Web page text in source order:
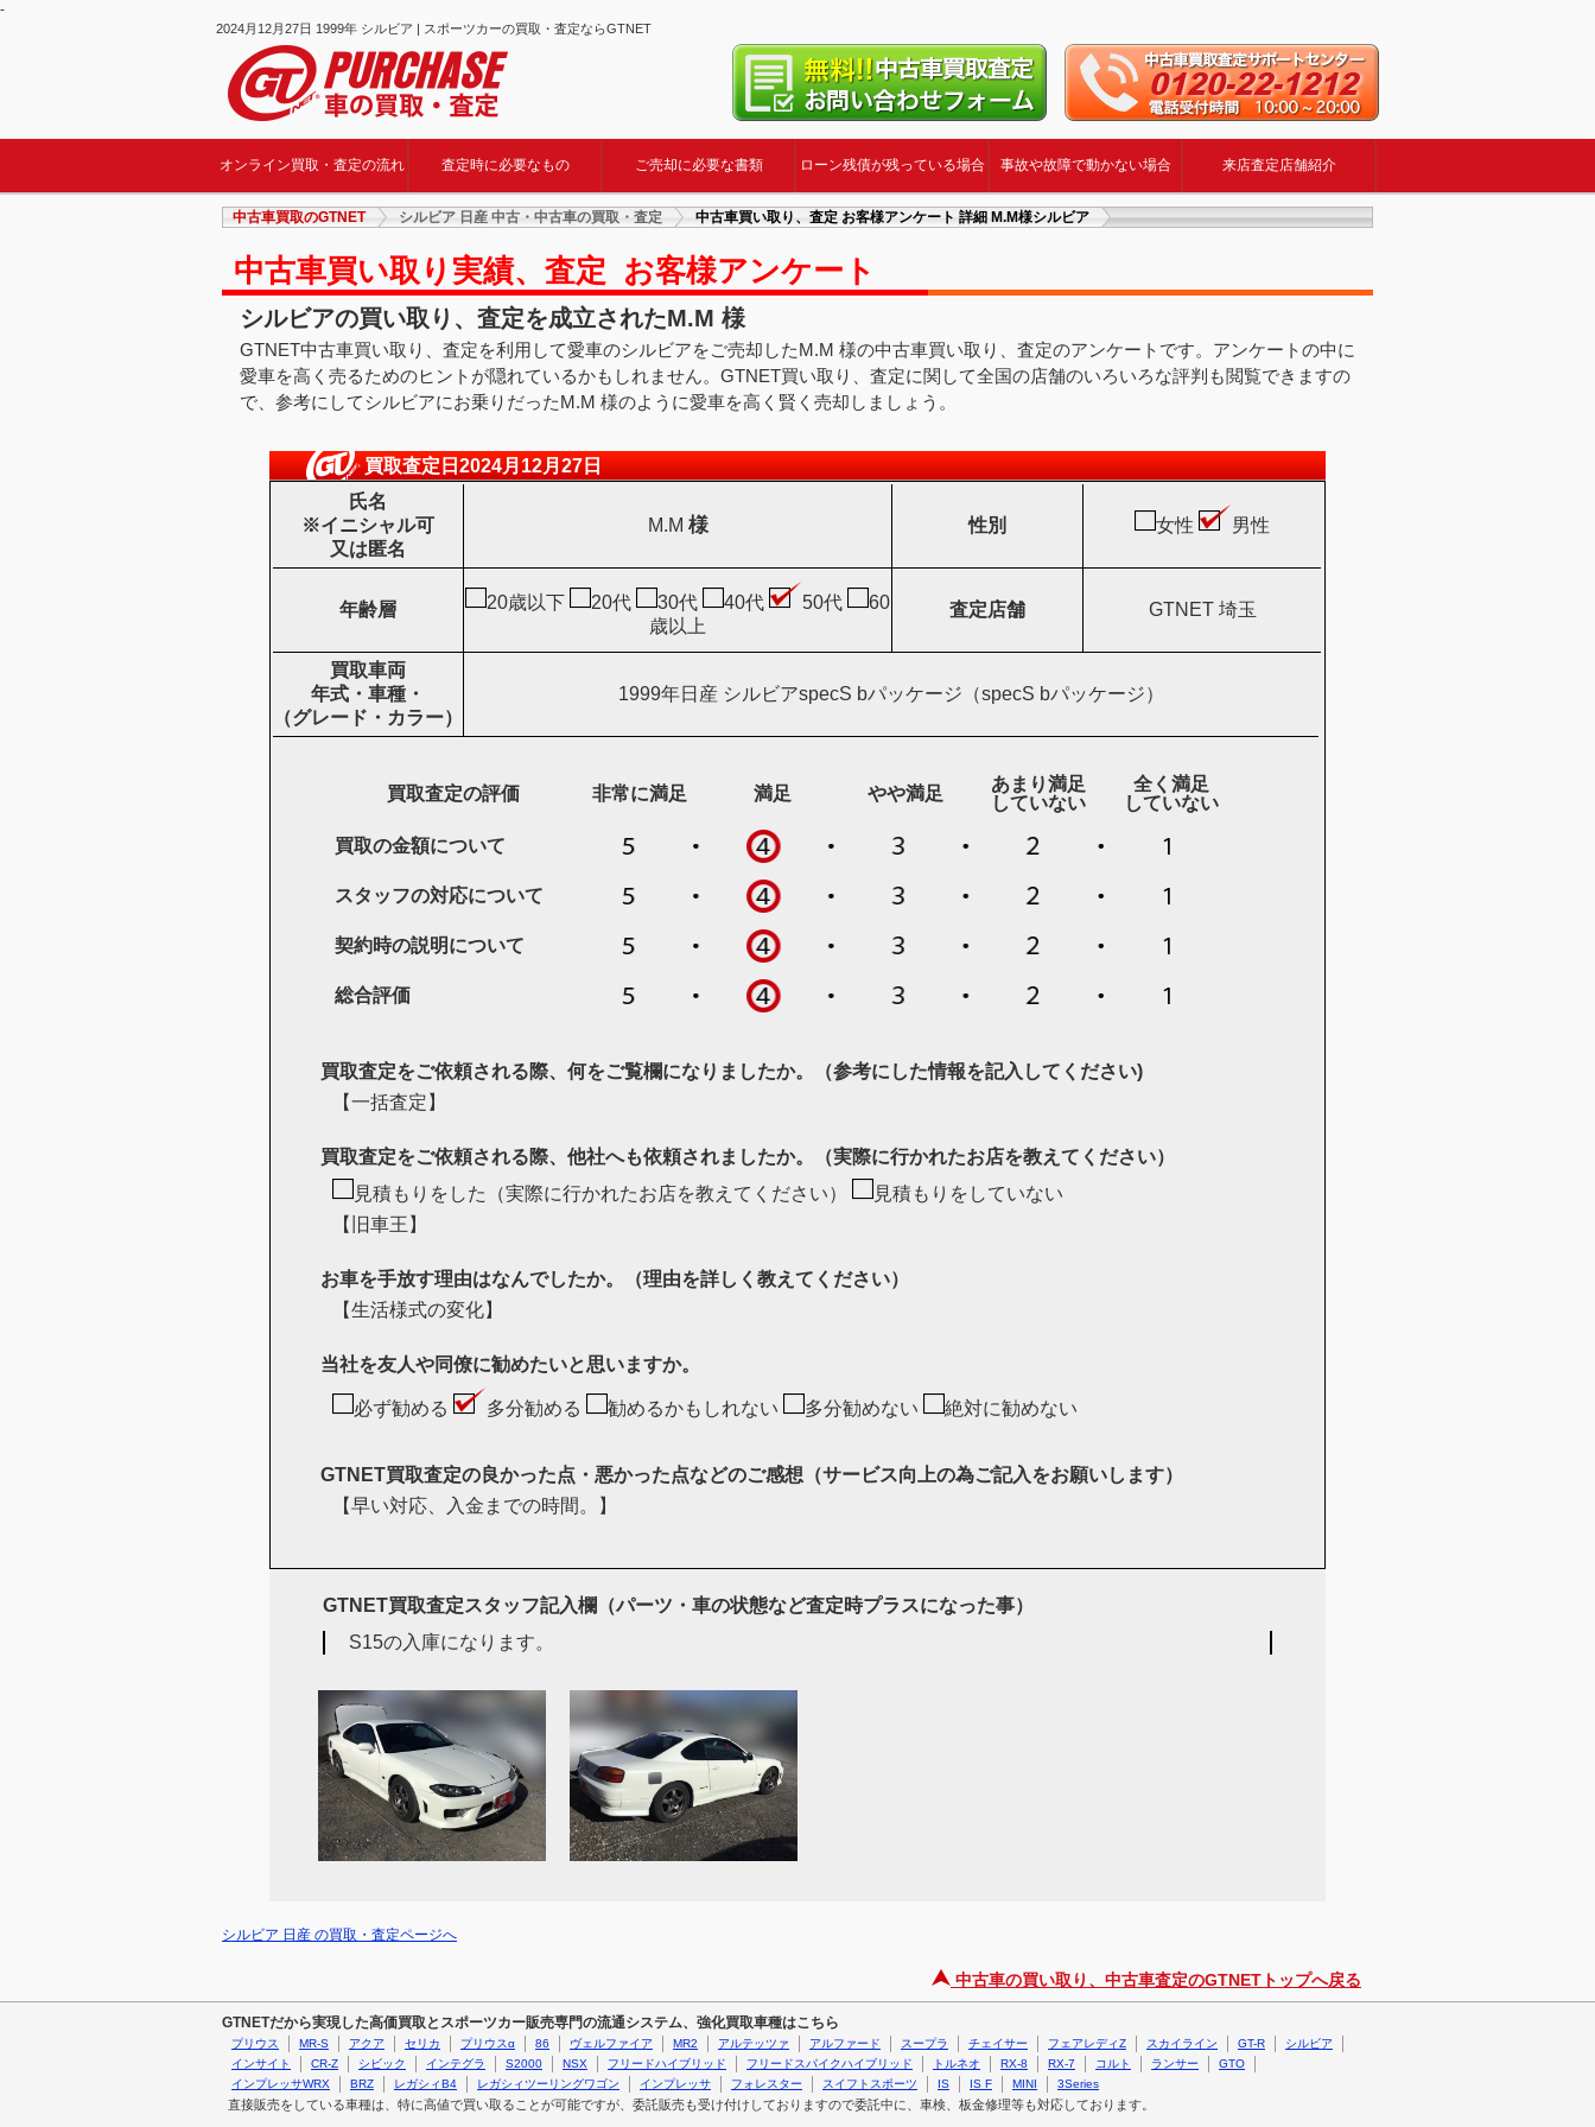
-
2024月12月27日 1999年 シルビア | スポーツカーの買取・査定ならGTNET
オンライン買取・査定の流れ 査定時に必要なもの ご売却に必要な書類 ローン残債が残っている場合 事故や故障で動かない場合 来店査定店舗紹介
中古車買取のGTNET シルビア 日産 中古・中古車の買取・査定 中古車買い取り、査定 お客様アンケート 詳細 M.M様シルビア
中古車買い取り実績、査定 お客様アンケート
シルビアの買い取り、査定を成立されたM.M 様
GTNET中古車買い取り、査定を利用して愛車のシルビアをご売却したM.M 様の中古車買い取り、査定のアンケートです。アンケートの中に
愛車を高く売るためのヒントが隠れているかもしれません。GTNET買い取り、査定に関して全国の店舗のいろいろな評判も閲覧できますの
で、参考にしてシルビアにお乗りだったM.M 様のように愛車を高く賢く売却しましょう。
買取査定日2024月12月27日
氏名
※イニシャル可
又は匿名
M.M 様 性別 女性 男性
年齢層 20歳以下 20代 30代 40代 50代
60
歳以上
査定店舗 GTNET 埼玉
買取車両
年式・車種・
（グレード・カラー）
1999年日産 シルビアspecS bパッケージ（specS bパッケージ）
買取査定の評価 非常に満足 満足 やや満足
あまり満足
していない
全く満足
していない
買取の金額について
スタッフの対応について
契約時の説明について
総合評価
買取査定をご依頼される際、何をご覧欄になりましたか。（参考にした情報を記入してください)
【一括査定】
買取査定をご依頼される際、他社へも依頼されましたか。（実際に行かれたお店を教えてください）
見積もりをした（実際に行かれたお店を教えてください）
見積もりをしていない
【旧車王】
お車を手放す理由はなんでしたか。（理由を詳しく教えてください）
【生活様式の変化】
当社を友人や同僚に勧めたいと思いますか。
必ず勧める 多分勧める 勧めるかもしれない 多分勧めない 絶対に勧めない
GTNET買取査定の良かった点・悪かった点などのご感想（サービス向上の為ご記入をお願いします）
【早い対応、入金までの時間。】
GTNET買取査定スタッフ記入欄（パーツ・車の状態など査定時プラスになった事）
S15の入庫になります。
シルビア 日産 の買取・査定ページへ
中古車の買い取り、中古車査定のGTNETトップへ戻る
GTNETだから実現した高価買取とスポーツカー販売専門の流通システム、強化買取車種はこちら
プリウス MR-S アクア セリカ プリウスα 86 ヴェルファイア MR2 アルテッツァ アルファード スープラ チェイサー フェアレディZ スカイライン GT-R
シルビア
インサイト
CR-Z シビック インテグラ S2000 NSX フリードハイブリッド フリードスパイクハイブリッド トルネオ RX-8 RX-7 コルト ランサー
GTO
インプレッサWRX
BRZ レガシィB4 レガシィツーリングワゴン インプレッサ フォレスター スイフトスポーツ IS IS F MINI 3Series
直接販売をしている車種は、特に高値で買い取ることが可能ですが、委託販売も受け付けしておりますので委託中に、車検、板金修理等も対応しております。